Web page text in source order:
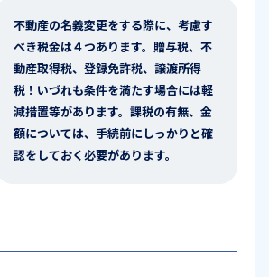
不動産の名義変更をする際に、考慮す
べき税金は４つあります。贈与税、不
動産取得税、登録免許税、譲渡所得
税！いづれも条件を満たす場合には軽
減措置等があります。課税の有無、金
額については、手続前にしっかりと確
認をしておく必要があります。